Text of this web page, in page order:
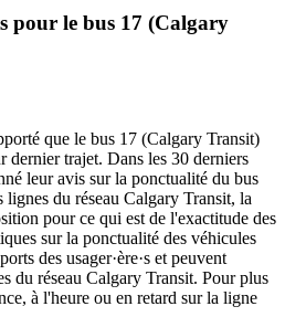
pour le bus 17 (Calgary
que le bus 17 (Calgary Transit)
dernier trajet. Dans les 30 derniers
leur avis sur la ponctualité du bus
lignes du réseau Calgary Transit, la
pour ce qui est de l'exactitude des
sur la ponctualité des véhicules
des usager·ère·s et peuvent
du réseau Calgary Transit. Pour plus
à l'heure ou en retard sur la ligne